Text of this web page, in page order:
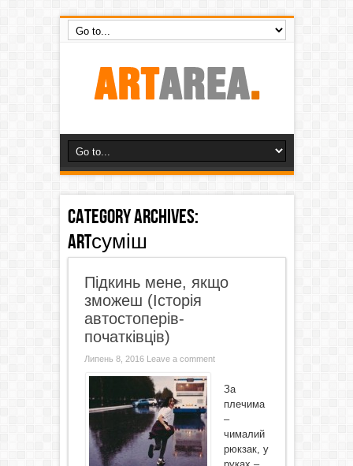
Category Archives:
ARTсуміш
Підкинь мене, якщо
зможеш (Історія
автостоперів-
початківців)
Липень 8, 2016 Leave a comment
За
плечима
–
чималий
рюкзак, у